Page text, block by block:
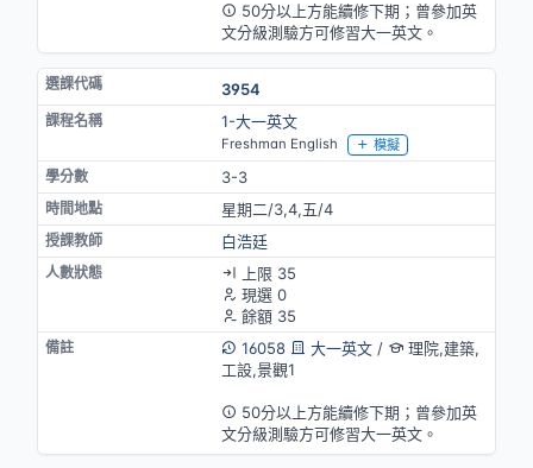
50分以上方能續修下期；曾參加英
文分級測驗方可修習大一英文。
3954
1-大一英文
Freshman English 模擬
3-3
星期二/3,4,五/4
白浩廷
上限 35
現選 0
餘額 35
16058
大一英文/
理院,建築,
工設,景觀1
50分以上方能續修下期；曾參加英
文分級測驗方可修習大一英文。